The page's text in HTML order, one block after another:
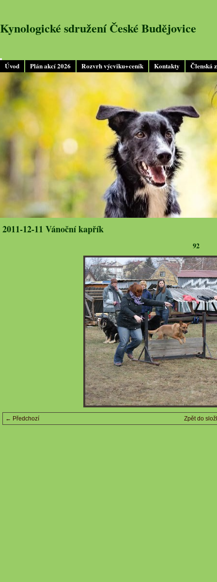
Úvod Plán akcí 2026 Rozvrh výcviku+ceník Kontakty Členská
Kynologické sdružení České Budějovice
2011-12-11 Vánoční kapřík
92
← Předchozí Zpět do